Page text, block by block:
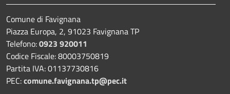
Comune di Favignana
Piazza Europa, 2, 91023 Favignana TP
Telefono:0923 920011
Codice Fiscale: 80003750819
Partita IVA: 01137730816
PEC:comune.favignana.tp@pec.it